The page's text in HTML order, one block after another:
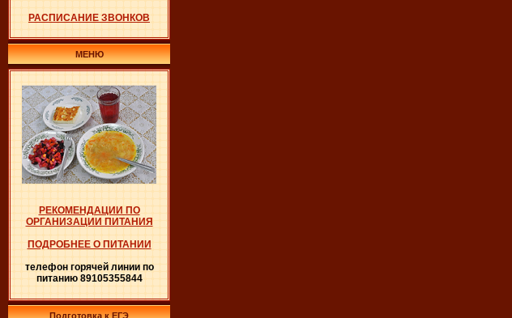
РАСПИСАНИЕ ЗВОНКОВ
МЕНЮ
РЕКОМЕНДАЦИИ ПО
ОРГАНИЗАЦИИ ПИТАНИЯ
ПОДРОБНЕЕ О ПИТАНИИ
телефон горячей линии по
питанию 89105355844
Подготовка к ЕГЭ